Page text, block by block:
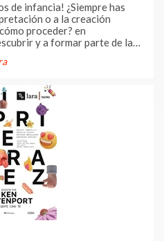
de infancia! ¿Siempre has
o a la creación
proceder? en
y a formar parte de la